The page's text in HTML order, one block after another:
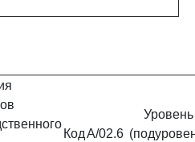
КодA/02.6
Уровень